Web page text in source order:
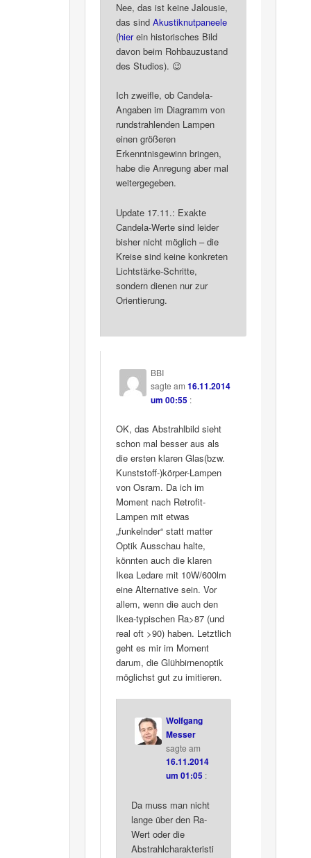
Nee, das ist keine Jalousie,
das sind Akustiknutpaneele
(hierein historisches Bild
davon beim Rohbauzustand
des Studios). 😉
Ich zweifle, ob Candela-
Angaben im Diagramm von
rundstrahlenden Lampen
einen größeren
Erkenntnisgewinn bringen,
habe die Anregung aber mal
weitergegeben.
Update 17.11.: Exakte
Candela-Werte sind leider
bisher nicht möglich – die
Kreise sind keine konkreten
Lichtstärke-Schritte,
sondern dienen nur zur
Orientierung.
BBI
sagte am 16.11.2014
um 00:55 :
OK, das Abstrahlbild sieht
schon mal besser aus als
die ersten klaren Glas(bzw.
Kunststoff-)körper-Lampen
von Osram. Da ich im
Moment nach Retrofit-
Lampen mit etwas
„funkelnder“ statt matter
Optik Ausschau halte,
könnten auch die klaren
Ikea Ledare mit 10W/600lm
eine Alternative sein. Vor
allem, wenn die auch den
Ikea-typischen Ra>87 (und
real oft >90) haben. Letztlich
geht es mir im Moment
darum, die Glühbirnenoptik
möglichst gut zu imitieren.
Wolfgang
Messer
sagte am
16.11.2014
um 01:05 :
Da muss man nicht
lange über den Ra-
Wert oder die
Abstrahlcharakteristi